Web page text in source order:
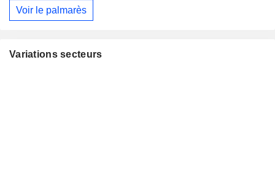
Voir le palmarès
Variations secteurs